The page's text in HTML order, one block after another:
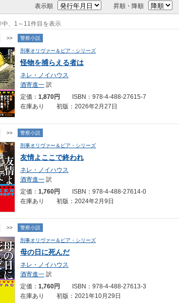
表示順 昇順・降順
中、1～11件目を表示
>> 警察小説
刑事オリヴァー＆ピア・シリーズ
怪物を捕らえる者は
ネレ・ノイハウス
酒寄進一 訳
定価： 1,870円
ISBN：978-4-488-27615-7
在庫あり 初版：2026年2月27日
>> 警察小説
刑事オリヴァー＆ピア・シリーズ
友情よここで終われ
ネレ・ノイハウス
酒寄進一 訳
定価： 1,760円
ISBN：978-4-488-27614-0
在庫あり 初版：2024年2月9日
>> 警察小説
刑事オリヴァー＆ピア・シリーズ
母の日に死んだ
ネレ・ノイハウス
酒寄進一 訳
定価： 1,760円
ISBN：978-4-488-27613-3
在庫あり 初版：2021年10月29日